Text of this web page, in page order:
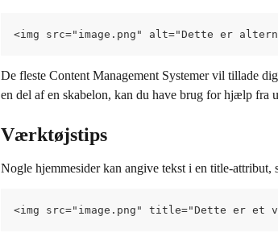
<img src="image.png" alt="Dette er
De fleste Content Management Systemer vil tillade
en del af en skabelon, kan du have brug for hjælp fra
Værktøjstips
Nogle hjemmesider kan angive tekst i en title-attribut,
<img src="image.png" title="Dette er et